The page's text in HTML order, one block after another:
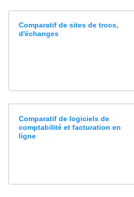
Comparatif de sites de trocs,
d'échanges
Comparatif de logiciels de
comptabilité et facturation en
ligne